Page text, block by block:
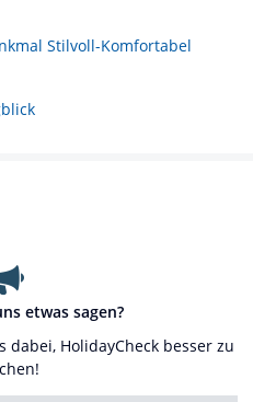
Stilvoll-Komfortabel
etwas sagen?
HolidayCheck besser zu